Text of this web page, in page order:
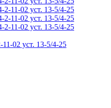
02 уст. 13-5/4-25